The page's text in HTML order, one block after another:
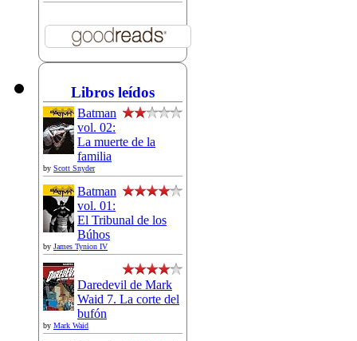
Libros leídos
Batman
vol. 02:
La muerte de la
familia
by Scott Snyder
Batman
vol. 01:
El Tribunal de los
Búhos
by James Tynion IV
Daredevil de Mark
Waid 7. La corte del
bufón
by Mark Waid